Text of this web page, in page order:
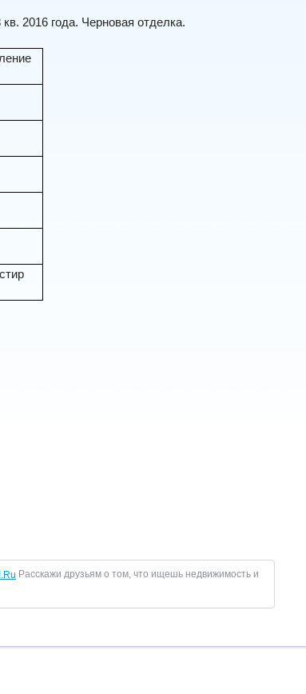
2016 года. Черновая отделка.
Расскажи друзьям о том, что ищешь недвижимость и